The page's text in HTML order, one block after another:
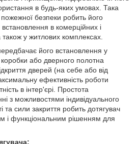
в будь-яких умовах. Така
пожежної безпеки робить його
в комерційних і
у житлових комплексах.
його встановлення у
коробки або дверного полотна
дверей (на себе або від
ефективність роботи
в інтер'єрі. Простота
з можливостями індивідуального
та сили закриття робить дотягувач
і функціональним рішенням для